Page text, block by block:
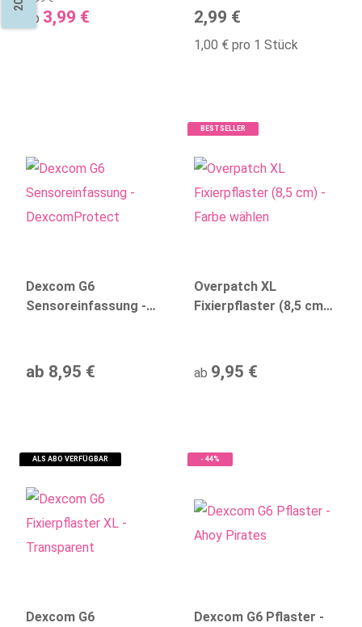
ab 3,99 € 2,99 €
1,00 € pro 1 Stück
Dexcom G6
Sensoreinfassung -
ab 8,95 €
BESTSELLER
Overpatch XL
Fixierpflaster (8,5 cm) -
ab 9,95 €
ALS ABO VERFÜGBAR
Dexcom G6
- 44%
Dexcom G6 Pflaster -